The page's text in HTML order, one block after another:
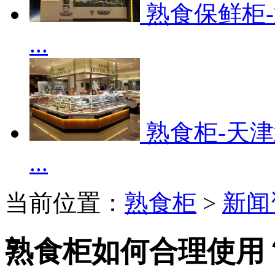
熟食保鲜柜
...
熟食柜-天
...
当前位置： 熟食柜 > 新
熟食柜如何合理使用